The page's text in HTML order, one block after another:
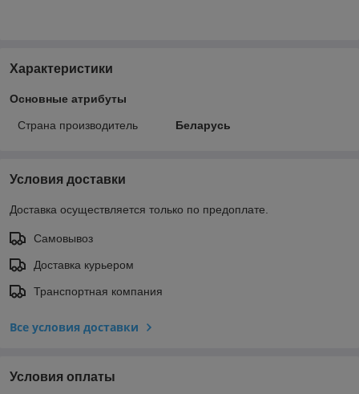
Характеристики
Основные атрибуты
Страна производитель Беларусь
Условия доставки
Доставка осуществляется только по предоплате.
Самовывоз
Доставка курьером
Транспортная компания
Все условия доставки
Условия оплаты